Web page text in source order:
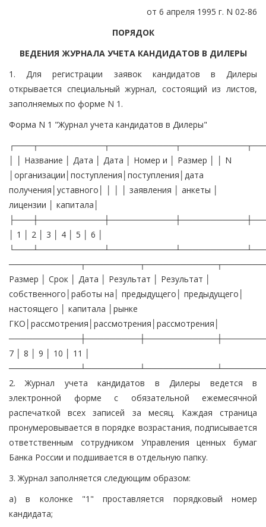
от 6 апреля 1995 г. N 02-86
ПОРЯДОК
ВЕДЕНИЯ ЖУРНАЛА УЧЕТА КАНДИДАТОВ В ДИЛЕРЫ
1. Для регистрации заявок кандидатов в Дилеры
открывается специальный журнал, состоящий из листов,
заполняемых по форме N 1.
Форма N 1 "Журнал учета кандидатов в Дилеры"
│ │ Название │ Дата │ Дата │ Номер и │ Размер │ │ N
│организации│поступления│поступления│дата
получения│уставного│ │ │ │ заявления │ анкеты │
лицензии │ капитала│
│ 1 │ 2 │ 3 │ 4 │ 5 │ 6 │
Размер │ Срок │ Дата │ Результат │ Результат │
собственного│работы на│ предыдущего│ предыдущего│
настоящего │ капитала │рынке
ГКО│рассмотрения│рассмотрения│рассмотрения│
7 │ 8 │ 9 │ 10 │ 11 │
2. Журнал учета кандидатов в Дилеры ведется в
электронной форме с обязательной ежемесячной
распечаткой всех записей за месяц. Каждая страница
пронумеровывается в порядке возрастания, подписывается
ответственным сотрудником Управления ценных бумаг
Банка России и подшивается в отдельную папку.
3. Журнал заполняется следующим образом:
а) в колонке "1" проставляется порядковый номер
кандидата;